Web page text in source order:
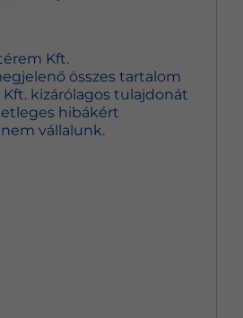
Kft.
összes tartalom
kizárólagos tulajdonát
hibákért
vállalunk.